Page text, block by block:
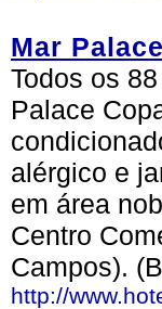
Mar
Todos os
Palace
alérgico e
em área
Centro
Campos).
http://